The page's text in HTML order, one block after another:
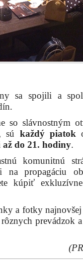
sa spojili a
so slávnostným
sú každý piatok
až do 21. hodiny.
komunitnú
propagáciu
kúpiť
a fotky
prevádzok